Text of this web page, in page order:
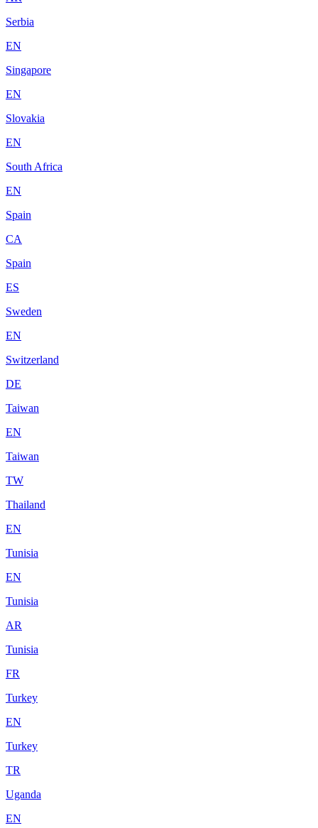
Serbia
EN
Singapore
EN
Slovakia
EN
South Africa
EN
Spain
CA
Spain
ES
Sweden
EN
Switzerland
DE
Taiwan
EN
Taiwan
TW
Thailand
EN
Tunisia
EN
Tunisia
AR
Tunisia
FR
Turkey
EN
Turkey
TR
Uganda
EN